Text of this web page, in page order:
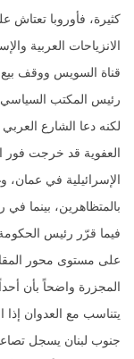
كثيرة، فأوروبا تعتاش
الانزياحات العربية
قناة السويس ووقف بيع
رئيس المكتب
لكنه دعا الشارع
العفوية قد خرجت فور
الإسرائيلية في
بالمتظاهرين، بينما
فيما قرّر رئيس
على مستوى محور
المجزرة واضحاً بأن
يتناسب مع العدوان
جنوب لبنان يسجل